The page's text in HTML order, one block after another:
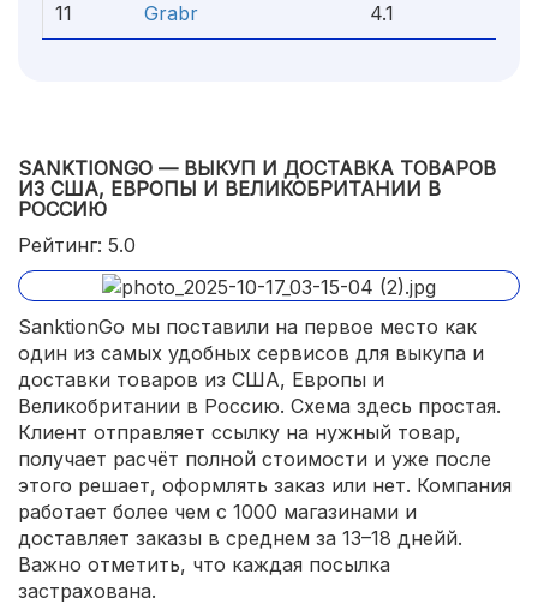
11 Grabr 4.1
SANKTIONGO — ВЫКУП И ДОСТАВКА ТОВАРОВ
ИЗ США, ЕВРОПЫ И ВЕЛИКОБРИТАНИИ В
РОССИЮ
Рейтинг: 5.0
SanktionGo мы поставили на первое место как
один из самых удобных сервисов для выкупа и
доставки товаров из США, Европы и
Великобритании в Россию. Схема здесь простая.
Клиент отправляет ссылку на нужный товар,
получает расчёт полной стоимости и уже после
этого решает, оформлять заказ или нет. Компания
работает более чем с 1000 магазинами и
доставляет заказы в среднем за 13–18 днейй.
Важно отметить, что каждая посылка
застрахована.